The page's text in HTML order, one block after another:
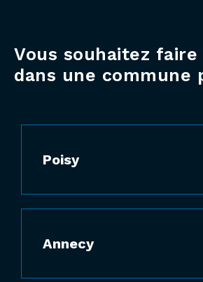
Vous souhaitez
dans une commune
Poisy
Annecy